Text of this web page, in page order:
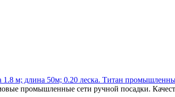
1.8 м; длина 50м; 0.20 леска. Титан
промышленные сети ручной посадки.